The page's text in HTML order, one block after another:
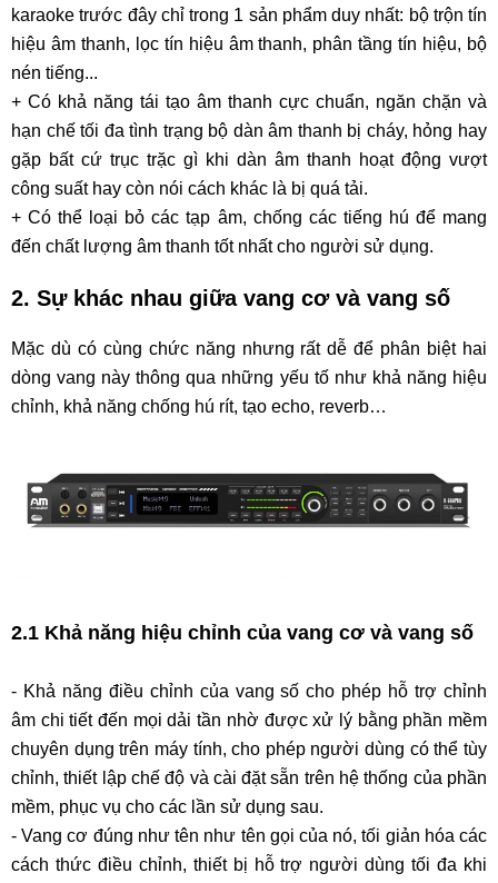
karaoke trước đây chỉ trong 1 sản phẩm duy nhất: bộ trộn tín
hiệu âm thanh, lọc tín hiệu âm thanh, phân tầng tín hiệu, bộ
nén tiếng...
+ Có khả năng tái tạo âm thanh cực chuẩn, ngăn chặn và
hạn chế tối đa tình trạng bộ dàn âm thanh bị cháy, hỏng hay
gặp bất cứ trục trặc gì khi dàn âm thanh hoạt động vượt
công suất hay còn nói cách khác là bị quá tải.
+ Có thể loại bỏ các tạp âm, chống các tiếng hú để mang
đến chất lượng âm thanh tốt nhất cho người sử dụng.
2. Sự khác nhau giữa vang cơ và vang số
Mặc dù có cùng chức năng nhưng rất dễ để phân biệt hai
dòng vang này thông qua những yếu tố như khả năng hiệu
chỉnh, khả năng chống hú rít, tạo echo, reverb…
2.1 Khả năng hiệu chỉnh của vang cơ và vang số
- Khả năng điều chỉnh của vang số cho phép hỗ trợ chỉnh
âm chi tiết đến mọi dải tần nhờ được xử lý bằng phần mềm
chuyên dụng trên máy tính, cho phép người dùng có thể tùy
chỉnh, thiết lập chế độ và cài đặt sẵn trên hệ thống của phần
mềm, phục vụ cho các lần sử dụng sau.
-Vang cơ đúng như tên như tên gọi của nó, tối giản hóa các
cách thức điều chỉnh, thiết bị hỗ trợ người dùng tối đa khi